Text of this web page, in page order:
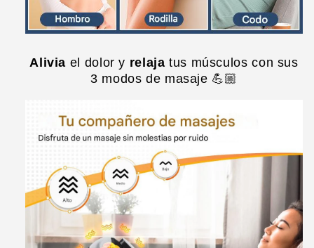
Alivia el dolor y relaja tus músculos con sus
3 modos de masaje 💪🏼